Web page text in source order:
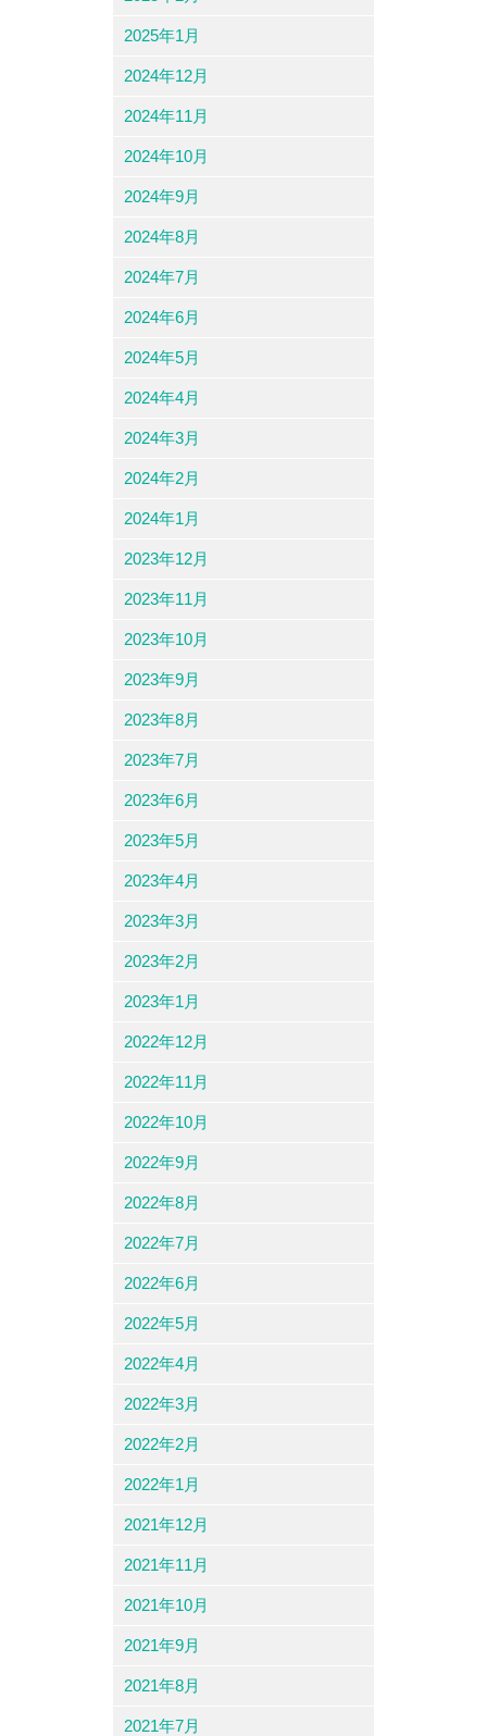
2025年1月
2024年12月
2024年11月
2024年10月
2024年9月
2024年8月
2024年7月
2024年6月
2024年5月
2024年4月
2024年3月
2024年2月
2024年1月
2023年12月
2023年11月
2023年10月
2023年9月
2023年8月
2023年7月
2023年6月
2023年5月
2023年4月
2023年3月
2023年2月
2023年1月
2022年12月
2022年11月
2022年10月
2022年9月
2022年8月
2022年7月
2022年6月
2022年5月
2022年4月
2022年3月
2022年2月
2022年1月
2021年12月
2021年11月
2021年10月
2021年9月
2021年8月
2021年7月